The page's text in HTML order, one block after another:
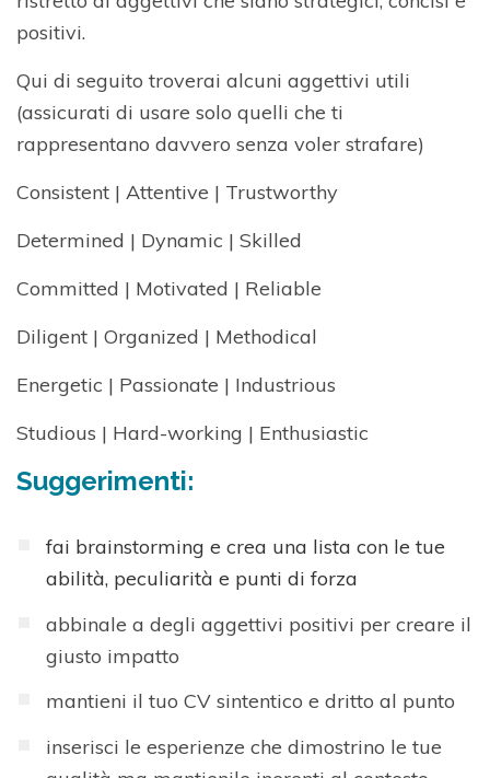
positivi.
Qui di seguito troverai alcuni aggettivi utili
(assicurati di usare solo quelli che ti
rappresentano davvero senza voler strafare)
Consistent | Attentive | Trustworthy
Determined | Dynamic | Skilled
Committed | Motivated | Reliable
Diligent | Organized | Methodical
Energetic | Passionate | Industrious
Studious | Hard-working | Enthusiastic
Suggerimenti:
fai brainstorming e crea una lista con le tue
abilità, peculiarità e punti di forza
abbinale a degli aggettivi positivi per creare il
giusto impatto
mantieni il tuo CV sintentico e dritto al punto
inserisci le esperienze che dimostrino le tue